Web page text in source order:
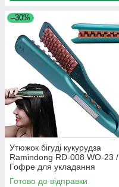
–30%
Утюжок бігуді кукурудза
Ramindong RD-008 WO-23 /
Гофре для укладання
волосся
Готово до відправки